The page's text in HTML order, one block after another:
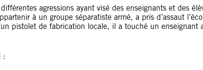
agressions ayant visé des enseignants et des
à un groupe séparatiste armé, a pris d’assaut
pistolet de fabrication locale, il a touché un enseignant
: